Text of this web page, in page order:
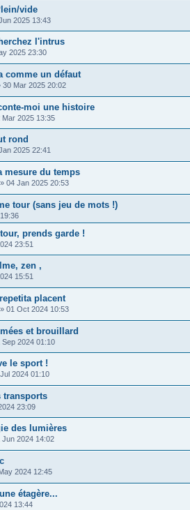
vide
2025 13:43
l'intrus
2025 23:30
comme un défaut
30 Mar 2025 20:02
moi une histoire
Mar 2025 13:35
rond
2025 22:41
mesure du temps
» 04 Jan 2025 20:53
tour (sans jeu de mots !)
prends garde !
23:51
zen ,
15:51
placent
» 01 Oct 2024 10:53
et brouillard
Sep 2024 01:10
le sport !
2024 01:10
transports
23:09
des lumières
Jun 2024 14:02
2024 12:45
étagère...
13:44